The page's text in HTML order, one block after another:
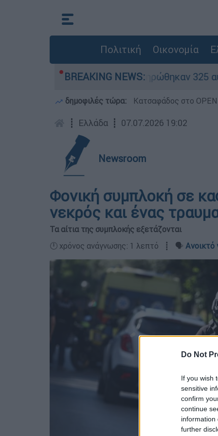
Do Not
If you wish
sensitive
confirm
continue
information
further
Πολιτική Οικονομία
BREAKING NEWS:
«κόκκινα» - Ολοκληρώθηκαν 325
δημοφιλές τώρα: Κατσαφάδος στο
┋ Ελλάδα ┋ 07.07.2026 19:02
Newsroom
Φονική συμπλοκή σε
νεκρός και ένας
Τα αίτια της συμπλοκής εξετάζονται
🕛 χρόνος ανάγνωσης: 1 λεπτό ┋ 🗣️ Ανοικτό